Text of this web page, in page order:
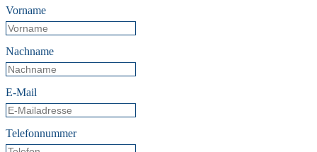
Vorname
Nachname
E-Mail
Telefonnummer